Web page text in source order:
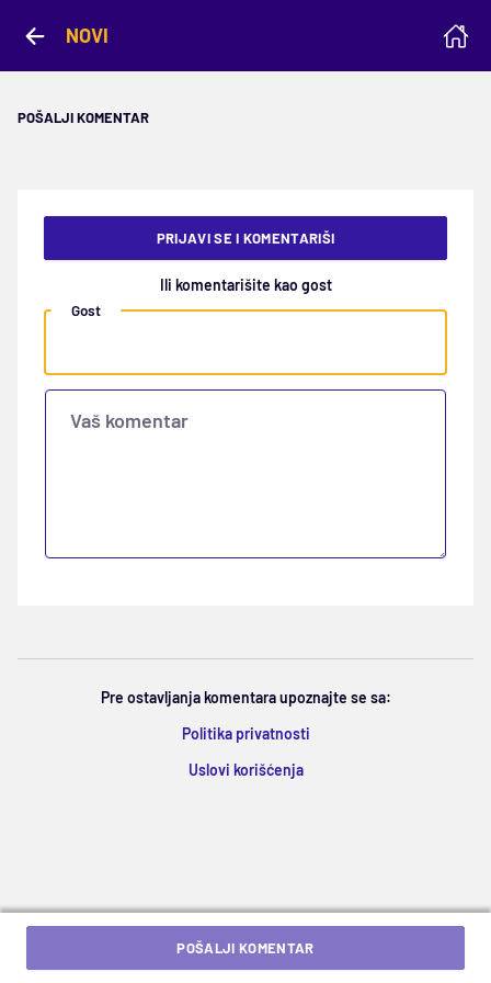
NOVI
POŠALJI KOMENTAR
PRIJAVI SE I KOMENTARIŠI
Ili komentarišite kao gost
Gost
Vaš komentar
Pre ostavljanja komentara upoznajte se sa:
Politika privatnosti
Uslovi korišćenja
POŠALJI KOMENTAR